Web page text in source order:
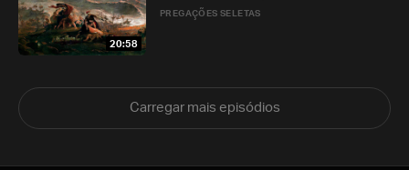
20:58
PREGAÇÕES SELETAS
Carregar mais episódios